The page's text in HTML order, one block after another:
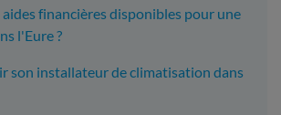
financières disponibles pour une
l'Eure ?
son installateur de climatisation dans